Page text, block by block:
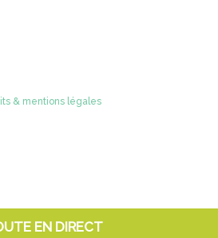
EN DIRECT
& mentions légales